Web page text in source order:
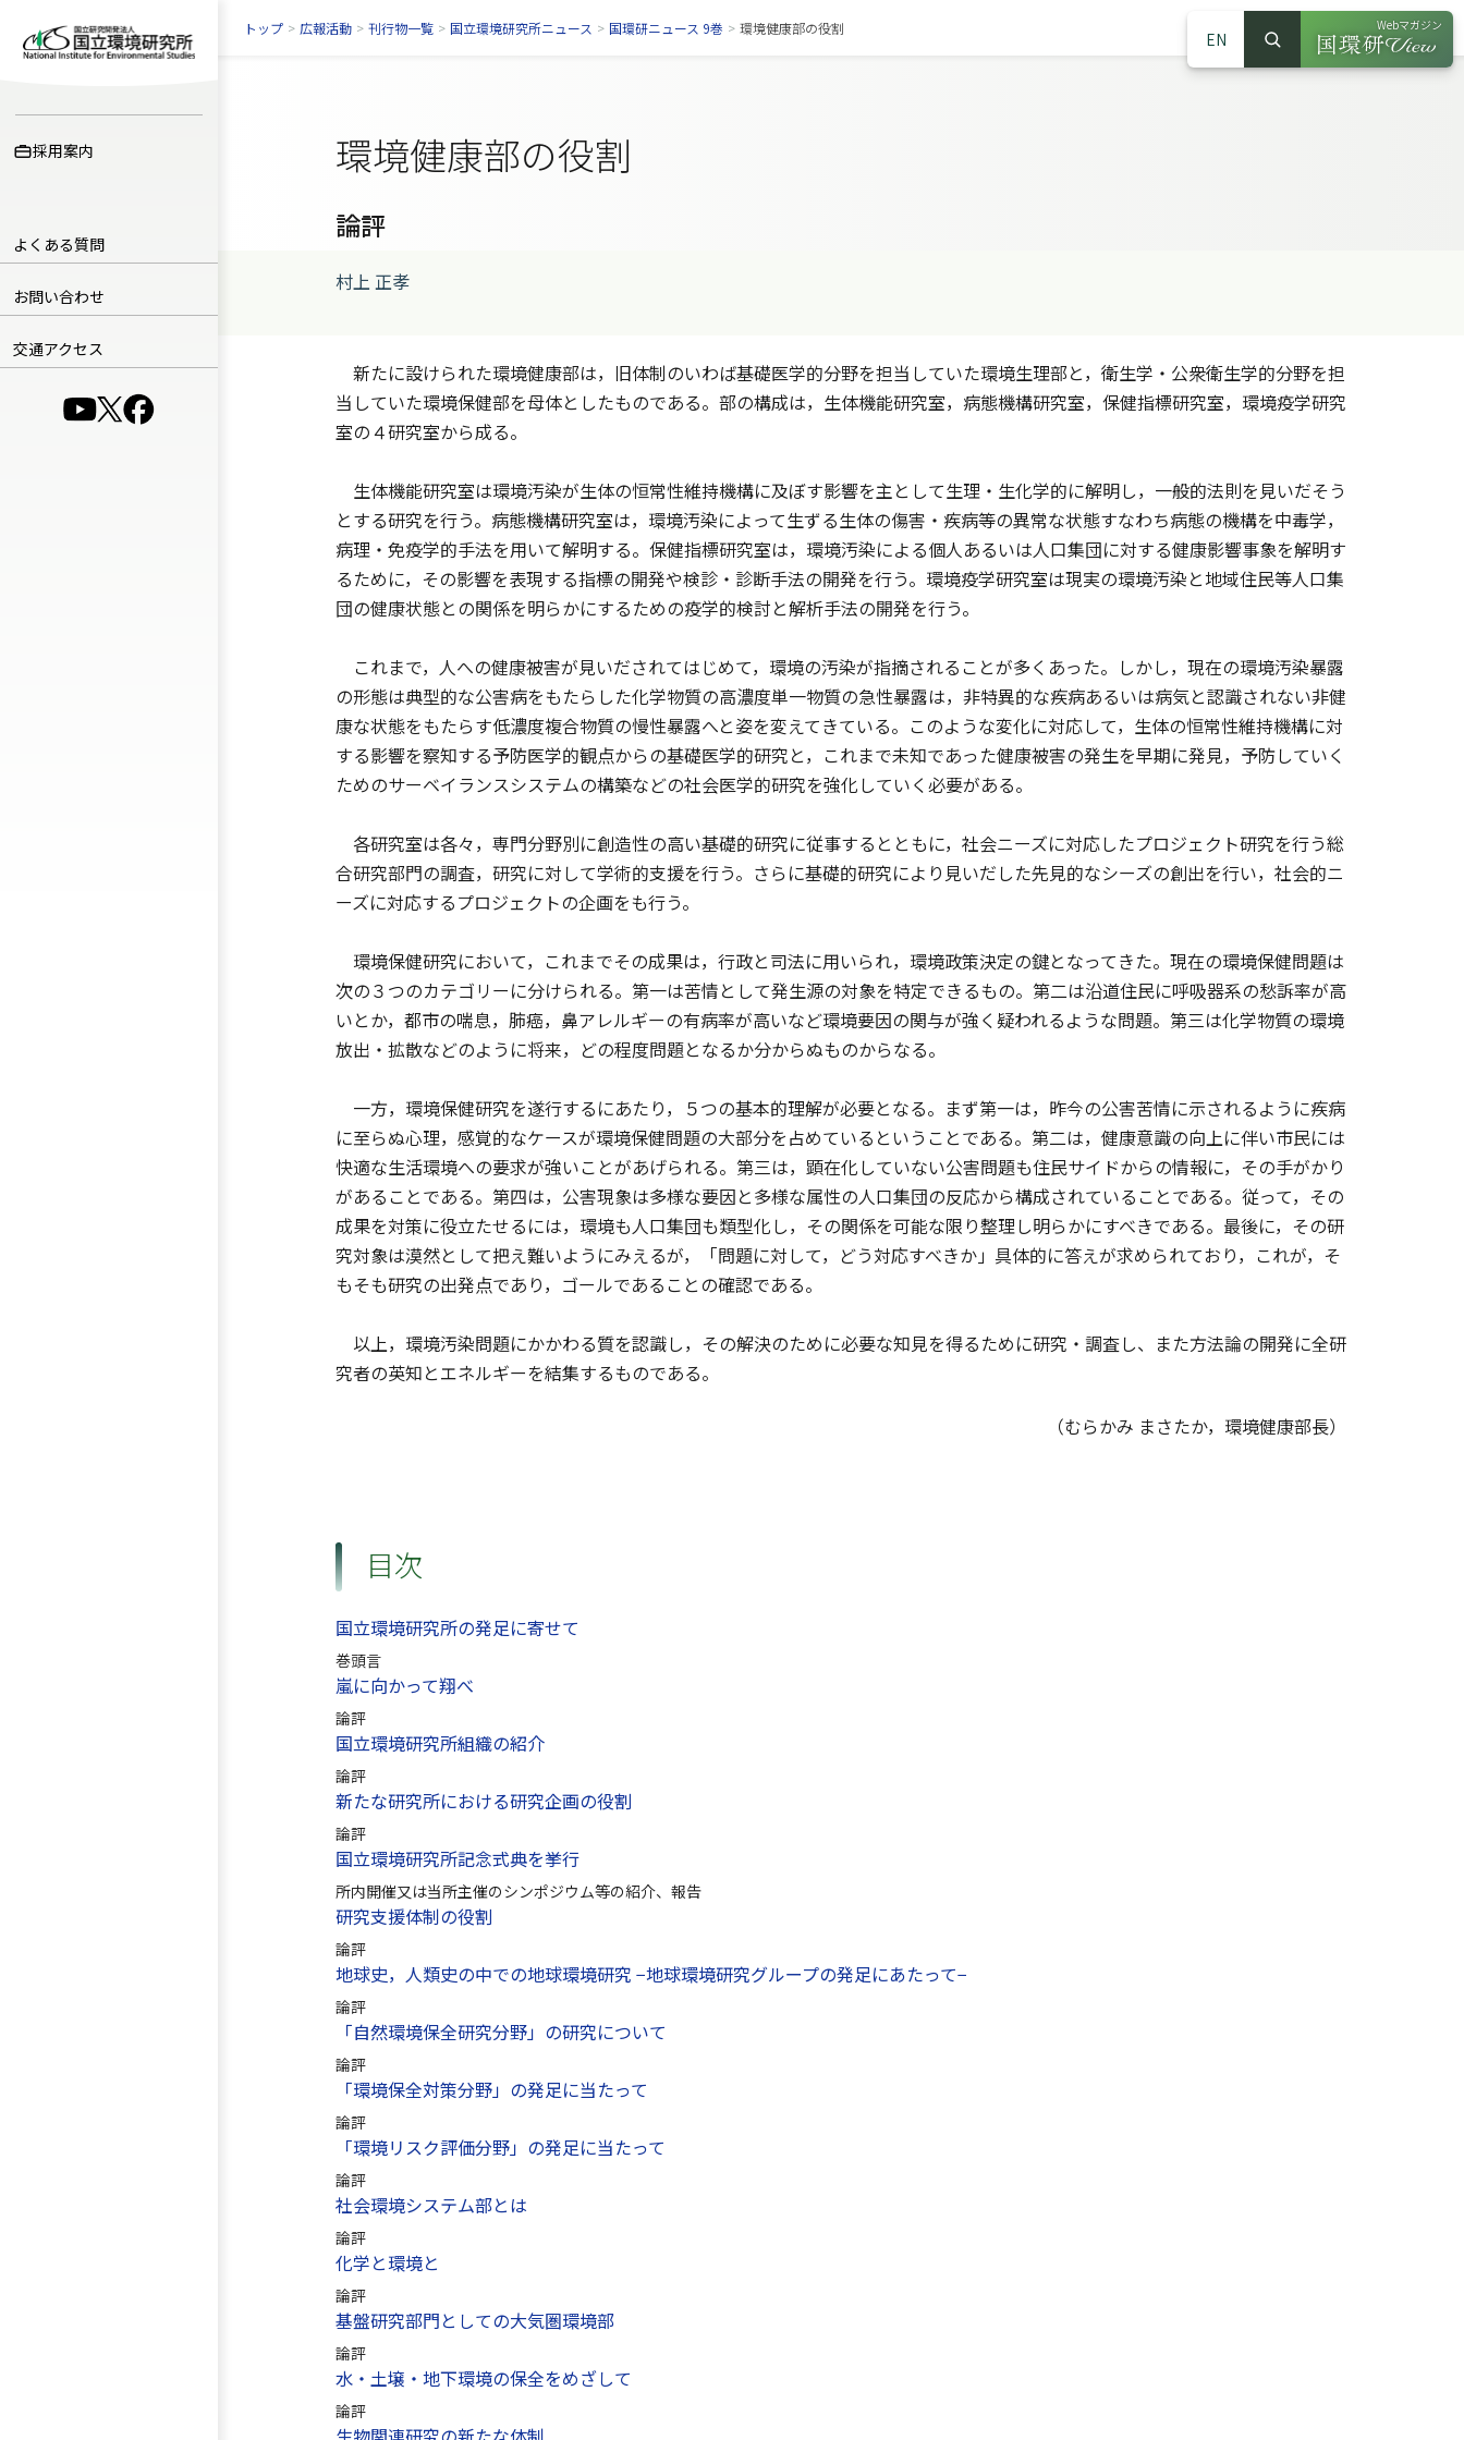
採用案内
よくある質問
お問い合わせ
交通アクセス
（別ウインドウで開きます）
（別ウインドウで開きます）
（別ウインドウで開きます）
EN
サイト内検索
検索
Webマガジン
（別ウインドウ
トップ > 広報活動 > 刊行物一覧 > 国立環境研究所ニュース > 国環研ニュース 9巻 > 環境健康部の役割
環境健康部の役割
論評
村上 正孝
新たに設けられた環境健康部は，旧体制のいわば基礎医学的分野を担当していた環境生理部と，衛生学・公衆衛生学的分野を担
当していた環境保健部を母体としたものである。部の構成は，生体機能研究室，病態機構研究室，保健指標研究室，環境疫学研究
室の４研究室から成る。
生体機能研究室は環境汚染が生体の恒常性維持機構に及ぼす影響を主として生理・生化学的に解明し，一般的法則を見いだそう
とする研究を行う。病態機構研究室は，環境汚染によって生ずる生体の傷害・疾病等の異常な状態すなわち病態の機構を中毒学，
病理・免疫学的手法を用いて解明する。保健指標研究室は，環境汚染による個人あるいは人口集団に対する健康影響事象を解明す
るために，その影響を表現する指標の開発や検診・診断手法の開発を行う。環境疫学研究室は現実の環境汚染と地域住民等人口集
団の健康状態との関係を明らかにするための疫学的検討と解析手法の開発を行う。
これまで，人への健康被害が見いだされてはじめて，環境の汚染が指摘されることが多くあった。しかし，現在の環境汚染暴露
の形態は典型的な公害病をもたらした化学物質の高濃度単一物質の急性暴露は，非特異的な疾病あるいは病気と認識されない非健
康な状態をもたらす低濃度複合物質の慢性暴露へと姿を変えてきている。このような変化に対応して，生体の恒常性維持機構に対
する影響を察知する予防医学的観点からの基礎医学的研究と，これまで未知であった健康被害の発生を早期に発見，予防していく
ためのサーベイランスシステムの構築などの社会医学的研究を強化していく必要がある。
各研究室は各々，専門分野別に創造性の高い基礎的研究に従事するとともに，社会ニーズに対応したプロジェクト研究を行う総
合研究部門の調査，研究に対して学術的支援を行う。さらに基礎的研究により見いだした先見的なシーズの創出を行い，社会的ニ
ーズに対応するプロジェクトの企画をも行う。
環境保健研究において，これまでその成果は，行政と司法に用いられ，環境政策決定の鍵となってきた。現在の環境保健問題は
次の３つのカテゴリーに分けられる。第一は苦情として発生源の対象を特定できるもの。第二は沿道住民に呼吸器系の愁訴率が高
いとか，都市の喘息，肺癌，鼻アレルギーの有病率が高いなど環境要因の関与が強く疑われるような問題。第三は化学物質の環境
放出・拡散などのように将来，どの程度問題となるか分からぬものからなる。
一方，環境保健研究を遂行するにあたり，５つの基本的理解が必要となる。まず第一は，昨今の公害苦情に示されるように疾病
に至らぬ心理，感覚的なケースが環境保健問題の大部分を占めているということである。第二は，健康意識の向上に伴い市民には
快適な生活環境への要求が強いことがあげられる。第三は，顕在化していない公害問題も住民サイドからの情報に，その手がかり
があることである。第四は，公害現象は多様な要因と多様な属性の人口集団の反応から構成されていることである。従って，その
成果を対策に役立たせるには，環境も人口集団も類型化し，その関係を可能な限り整理し明らかにすべきである。最後に，その研
究対象は漠然として把え難いようにみえるが，「問題に対して，どう対応すべきか」具体的に答えが求められており，これが，そ
もそも研究の出発点であり，ゴールであることの確認である。
以上，環境汚染問題にかかわる質を認識し，その解決のために必要な知見を得るために研究・調査し、また方法論の開発に全研
究者の英知とエネルギーを結集するものである。
（むらかみ まさたか，環境健康部長）
目次
国立環境研究所の発足に寄せて
巻頭言
嵐に向かって翔べ
論評
国立環境研究所組織の紹介
論評
新たな研究所における研究企画の役割
論評
国立環境研究所記念式典を挙行
所内開催又は当所主催のシンポジウム等の紹介、報告
研究支援体制の役割
論評
地球史，人類史の中での地球環境研究 −地球環境研究グループの発足にあたって−
論評
「自然環境保全研究分野」の研究について
論評
「環境保全対策分野」の発足に当たって
論評
「環境リスク評価分野」の発足に当たって
論評
社会環境システム部とは
論評
化学と環境と
論評
基盤研究部門としての大気圏環境部
論評
水・土壌・地下環境の保全をめざして
論評